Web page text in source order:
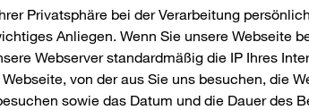
Privatsphäre bei der Verarbeitung
Anliegen. Wenn Sie unsere Webseite
Webserver standardmäßig die IP Ihres
Webseite, von der aus Sie uns besuchen, die
sowie das Datum und die Dauer des